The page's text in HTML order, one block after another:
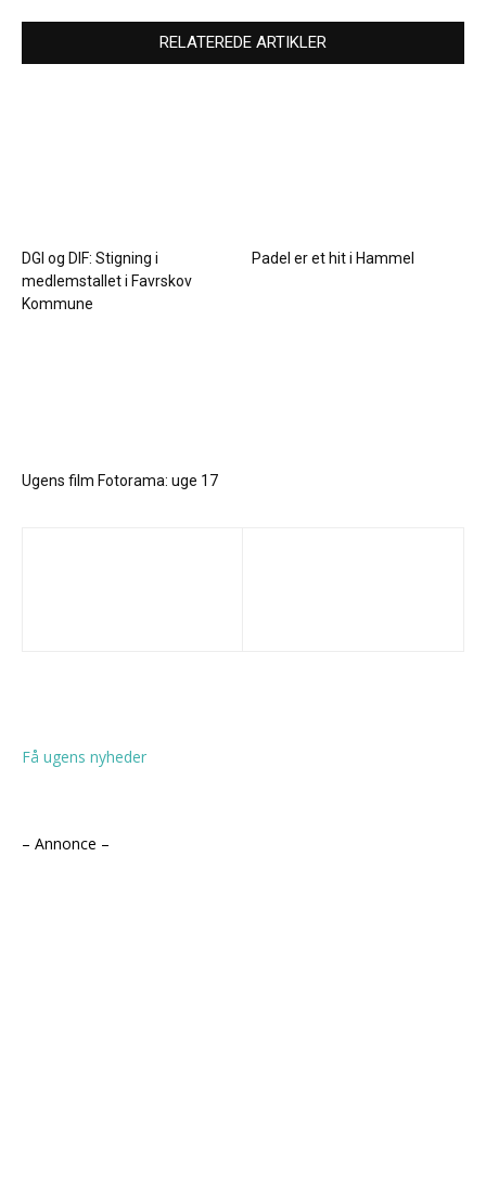
RELATEREDE ARTIKLER
DGI og DIF: Stigning i
medlemstallet i Favrskov
Kommune
Padel er et hit i Hammel
Ugens film Fotorama: uge 17
Få ugens nyheder
– Annonce –